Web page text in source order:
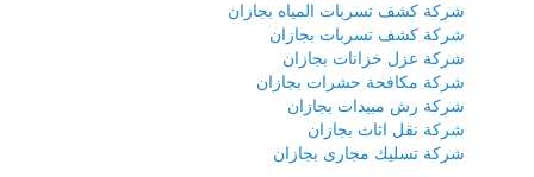
شركة كشف تسربات المياه بجازان
شركة كشف تسربات بجازان
شركة عزل خزانات بجازان
شركة مكافحة حشرات بجازان
شركة رش مبيدات بجازان
شركة نقل اثاث بجازان
شركة تسليك مجارى بجازان